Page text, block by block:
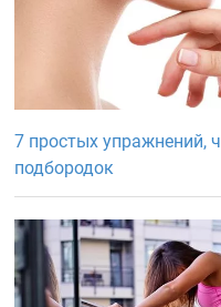
7 простых упражнений,
подбородок